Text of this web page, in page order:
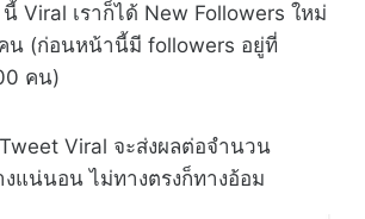
Viral เราก็ได้ New Followers ใหม่
น (ก่อนหน้านี้มี followers อยู่ที่
คน)
Viral จะส่งผลต่อจำนวน
งแน่นอน ไม่ทางตรงก็ทางอ้อม